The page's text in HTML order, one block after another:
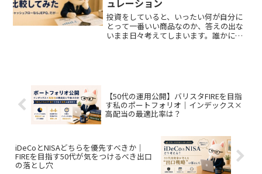
投資をしていると、いったい何が自分に
とって一番いい商品なのか、答えの出な
いまま日々考えてしまいます。誰かに
【50代の運用公開】バリスタFIREを目指
す私のポートフォリオ｜インデックス×
高配当の最適比率は？
iDeCoとNISAどちらを優先すべきか｜
FIREを目指す50代が気をつけるべき出口
の落とし穴